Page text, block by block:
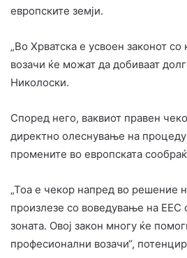
европските земји.
„Во Хрватска е усвоен законот
возачи ќе можат да добиваат
Николоски.
Според него, ваквиот правен
директно олеснување на
промените во европската
„Тоа е чекор напред во решение
произлезе со воведување на ЕЕС
зоната. Овој закон многу ќе
професионални возачи“,